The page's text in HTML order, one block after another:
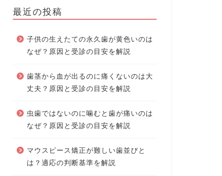
最近の投稿
子供の生えたての永久歯が黄色いのは
なぜ？原因と受診の目安を解説
歯茎から血が出るのに痛くないのは大
丈夫？原因と受診の目安を解説
虫歯ではないのに噛むと歯が痛いのは
なぜ？原因と受診の目安を解説
マウスピース矯正が難しい歯並びと
は？適応の判断基準を解説